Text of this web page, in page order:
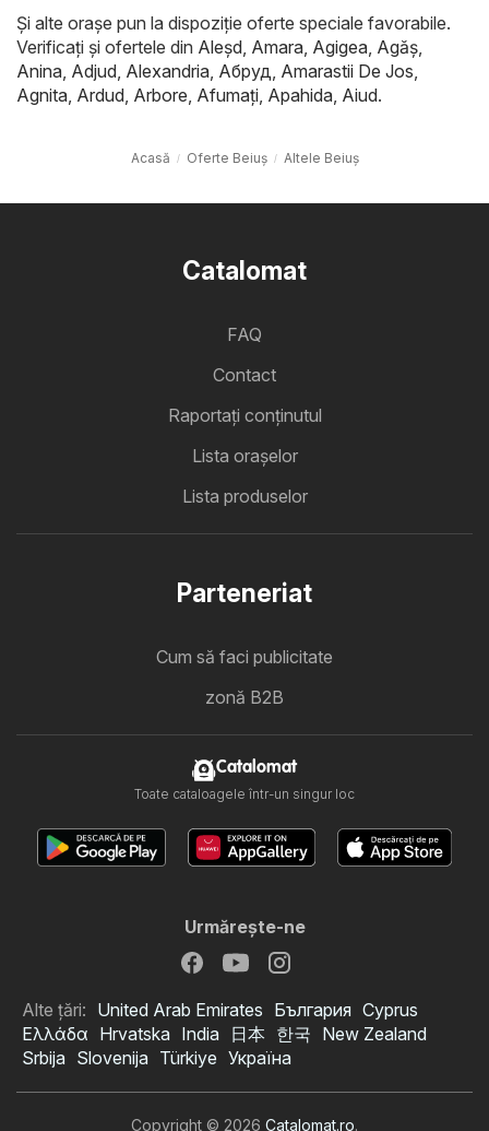
Și alte orașe pun la dispoziție oferte speciale favorabile.
Verificați și ofertele din Aleşd Amara Agigea Agăş
Anina Adjud Alexandria Абруд Amarastii De Jos
Agnita Ardud Arbore Afumaţi Apahida Aiud.
Acasă Oferte Beiuș Altele Beiuș
Catalomat
FAQ
Contact
Raportați conținutul
Lista oraşelor
Lista produselor
Parteneriat
Cum să faci publicitate
zonă B2B
Catalomat
Toate cataloagele într-un singur loc
Urmăreşte-ne
Alte țări: United Arab Emirates България Cyprus
Ελλάδα Hrvatska India 日本 한국 New Zealand
Srbija Slovenija Türkiye Україна
Copyright © 2026 Catalomat.ro.